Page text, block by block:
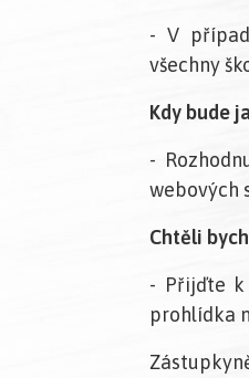
- V
všechny
Kdy bude
-
webových
Chtěli
- Přijďte k
prohlídka